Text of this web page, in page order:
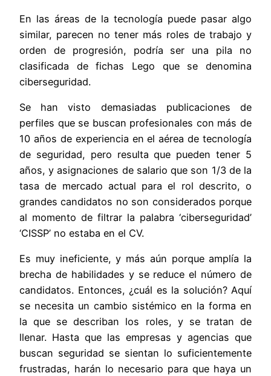
En las áreas de la tecnología puede pasar algo
similar, parecen no tener más roles de trabajo y
orden de progresión, podría ser una pila no
clasificada de fichas Lego que se denomina
ciberseguridad.
Se han visto demasiadas publicaciones de
perfiles que se buscan profesionales con más de
10 años de experiencia en el aérea de tecnología
de seguridad, pero resulta que pueden tener 5
años, y asignaciones de salario que son 1/3 de la
tasa de mercado actual para el rol descrito, o
grandes candidatos no son considerados porque
al momento de filtrar la palabra ‘ciberseguridad’
‘CISSP’ no estaba en el CV.
Es muy ineficiente, y más aún porque amplía la
brecha de habilidades y se reduce el número de
candidatos. Entonces, ¿cuál es la solución? Aquí
se necesita un cambio sistémico en la forma en
la que se describan los roles, y se tratan de
llenar. Hasta que las empresas y agencias que
buscan seguridad se sientan lo suficientemente
frustradas, harán lo necesario para que haya un